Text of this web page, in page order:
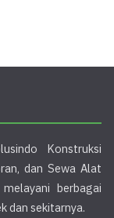
Konstruksi
dan Sewa Alat
berbagai
dan sekitarnya.